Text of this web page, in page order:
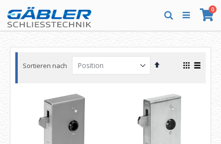
zum
Inhalt
0
Suche
Sortieren nach
In
Ansicht